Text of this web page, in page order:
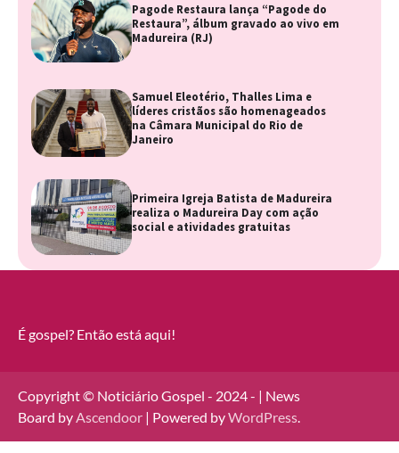
Pagode Restaura lança “Pagode do
Restaura”, álbum gravado ao vivo em
Madureira (RJ)
Samuel Eleotério, Thalles Lima e
líderes cristãos são homenageados
na Câmara Municipal do Rio de
Janeiro
Primeira Igreja Batista de Madureira
realiza o Madureira Day com ação
social e atividades gratuitas
É gospel? Então está aqui!
Copyright © Noticiário Gospel - 2024 - | News
Board byAscendoor | Powered byWordPress.